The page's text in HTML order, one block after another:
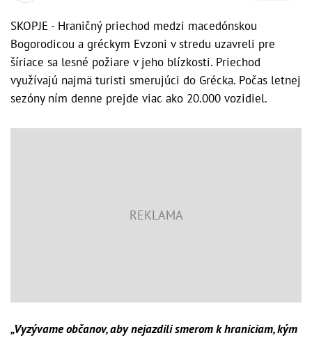
SKOPJE - Hraničný priechod medzi macedónskou
Bogorodicou a gréckym Evzoni v stredu uzavreli pre
šíriace sa lesné požiare v jeho blízkosti. Priechod
využívajú najmä turisti smerujúci do Grécka. Počas letnej
sezóny ním denne prejde viac ako 20.000 vozidiel.
„Vyzývame občanov, aby nejazdili smerom k hraniciam, kým